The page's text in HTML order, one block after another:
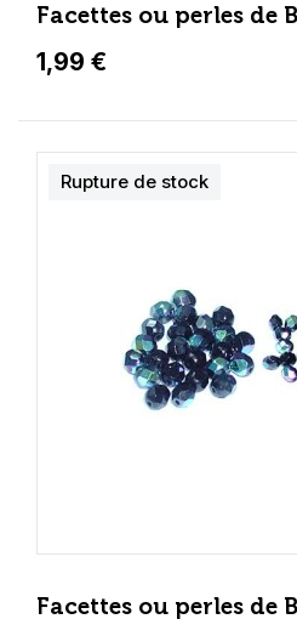
Facettes ou perles de
1,99 €
Facettes ou perles de
Rupture de stock